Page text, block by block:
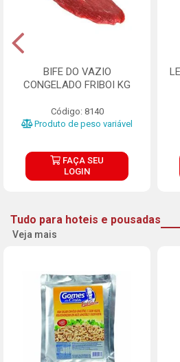
BIFE DO VAZIO
CONGELADO FRIBOI KG
Código: 8140
Produto de peso variável
FAÇA SEU
LOGIN
Tudo para hoteis e pousadas
Veja mais